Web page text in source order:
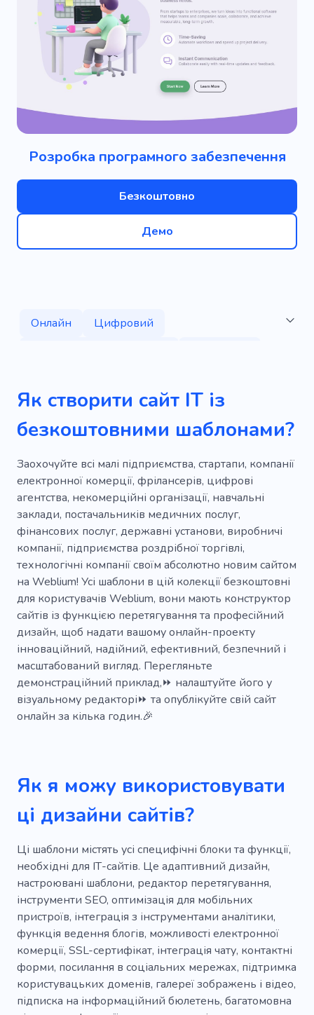
Розробка програмного забезпечення
Безкоштовно
Демо
Онлайн
Цифровий
Кодування
Технологічний
Технології
Інноваційність
Навчання
Освіта
Творчий
Як створити сайт IT із
безкоштовними шаблонами?
Заохочуйте всі малі підприємства, стартапи, компанії
електронної комерції, фрілансерів, цифрові
агентства, некомерційні організації, навчальні
заклади, постачальників медичних послуг,
фінансових послуг, державні установи, виробничі
компанії, підприємства роздрібної торгівлі,
технологічні компанії своїм абсолютно новим сайтом
на Weblium! Усі шаблони в цій колекції безкоштовні
для користувачів Weblium, вони мають конструктор
сайтів із функцією перетягування та професійний
дизайн, щоб надати вашому онлайн-проекту
інноваційний, надійний, ефективний, безпечний і
масштабований вигляд. Перегляньте
демонстраційний приклад,⏩ налаштуйте його у
візуальному редакторі⏩ та опублікуйте свій сайт
онлайн за кілька годин.🎉
Як я можу використовувати
ці дизайни сайтів?
Ці шаблони містять усі специфічні блоки та функції,
необхідні для ІТ-сайтів. Це адаптивний дизайн,
настроювані шаблони, редактор перетягування,
інструменти SEO, оптимізація для мобільних
пристроїв, інтеграція з інструментами аналітики,
функція ведення блогів, можливості електронної
комерції, SSL-сертифікат, інтеграція чату, контактні
форми, посилання в соціальних мережах, підтримка
користувацьких доменів, галереї зображень і відео,
підписка на інформаційний бюлетень, багатомовна